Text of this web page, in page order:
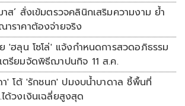
าส’ สั่งเข้มตรวจคลินิกเสริมความงาม ย้ำ
าราคาต้องจ่ายจริง
'ฮลุน โซโล่' แจ้งกำหนดการสวดอภิธรรม
ตรียมจัดพิธีฌาปนกิจ 11 ส.ค.
' โต้ 'รักชนก' ปมงบน้ำบาดาล ชี้พื้นที่
ด้วงเงินเฉลี่ยสูงสุด